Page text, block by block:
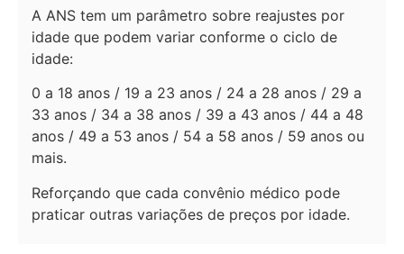
A ANS tem um parâmetro sobre reajustes por
idade que podem variar conforme o ciclo de
idade:
0 a 18 anos / 19 a 23 anos / 24 a 28 anos / 29 a
33 anos / 34 a 38 anos / 39 a 43 anos / 44 a 48
anos / 49 a 53 anos / 54 a 58 anos / 59 anos ou
mais.
Reforçando que cada convênio médico pode
praticar outras variações de preços por idade.